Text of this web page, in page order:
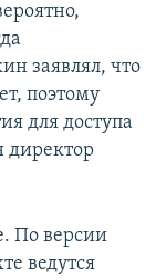
заявлял, что
поэтому
для доступа
директор
По версии
ведутся